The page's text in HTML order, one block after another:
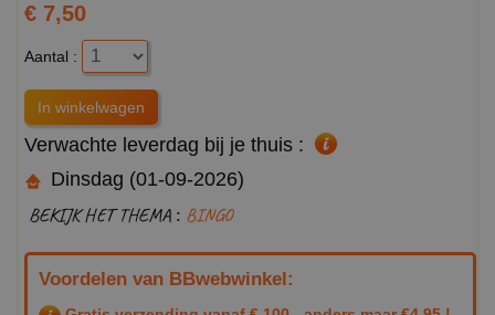
€ 7,50
Aantal :
Verwachte leverdag bij je thuis :
Dinsdag (01-09-2026)
BEKIJK HET THEMA : BINGO
Voordelen van BBwebwinkel: